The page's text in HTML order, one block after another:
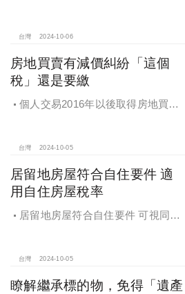
台灣 2024-10-06
房地買賣有減價糾紛「這個
稅」還是要繳
個人交易2016年以後取得房地買賣
得稅
台灣 2024-10-05
居留地房屋符合自住要件 適
用自住房屋稅率
居留地房屋符合自住要件 可視同該
台灣 2024-10-05
瞭解繼承標的物，免得「遺產